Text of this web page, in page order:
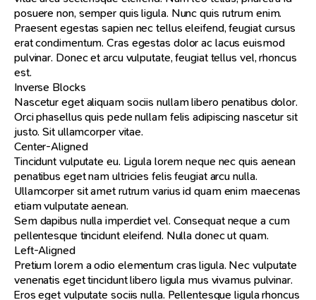
posuere non, semper quis ligula. Nunc quis rutrum enim.
Praesent egestas sapien nec tellus eleifend, feugiat cursus
erat condimentum. Cras egestas dolor ac lacus euismod
pulvinar. Donec et arcu vulputate, feugiat tellus vel, rhoncus
est.
Inverse Blocks
Nascetur eget aliquam sociis nullam libero penatibus dolor.
Orci phasellus quis pede nullam felis adipiscing nascetur sit
justo. Sit ullamcorper vitae.
Center-Aligned
Tincidunt vulputate eu. Ligula lorem neque nec quis aenean
penatibus eget nam ultricies felis feugiat arcu nulla.
Ullamcorper sit amet rutrum varius id quam enim maecenas
etiam vulputate aenean.
Sem dapibus nulla imperdiet vel. Consequat neque a cum
pellentesque tincidunt eleifend. Nulla donec ut quam.
Left-Aligned
Pretium lorem a odio elementum cras ligula. Nec vulputate
venenatis eget tincidunt libero ligula mus vivamus pulvinar.
Eros eget vulputate sociis nulla. Pellentesque ligula rhoncus